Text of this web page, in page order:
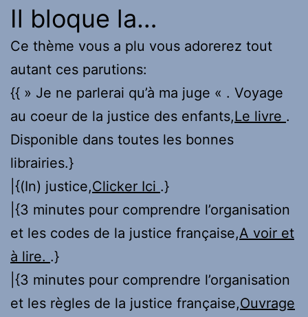
Il bloque la…
Ce thème vous a plu vous adorerez tout
autant ces parutions:
{{ » Je ne parlerai qu’à ma juge « . Voyage
au coeur de la justice des enfants,Le livre .
Disponible dans toutes les bonnes
librairies.}
|{(In) justice,Clicker Ici .}
|{3 minutes pour comprendre l’organisation
et les codes de la justice française,A voir et
à lire. .}
|{3 minutes pour comprendre l’organisation
et les règles de la justice française,Ouvrage